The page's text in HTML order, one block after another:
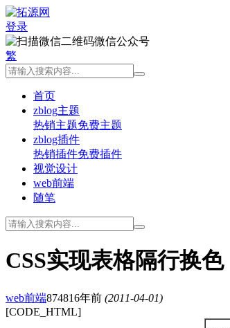
登录
微信公众号
繁
首页
zblog主题
热销主题免费主题
zblog插件
热销插件免费插件
视觉设计
web前端
随笔
CSS实现表格隔行换色
web前端874816年前 (2011-04-01)
[CODE_HTML]